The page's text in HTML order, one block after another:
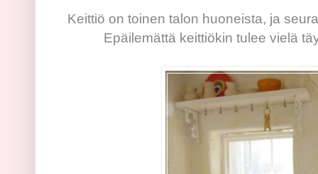
Keittiö on toinen talon huoneista, ja
Epäilemättä keittiökin tulee vielä